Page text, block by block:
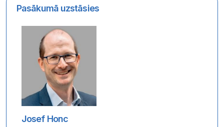
Pasākumā uzstāsies
Josef Honc